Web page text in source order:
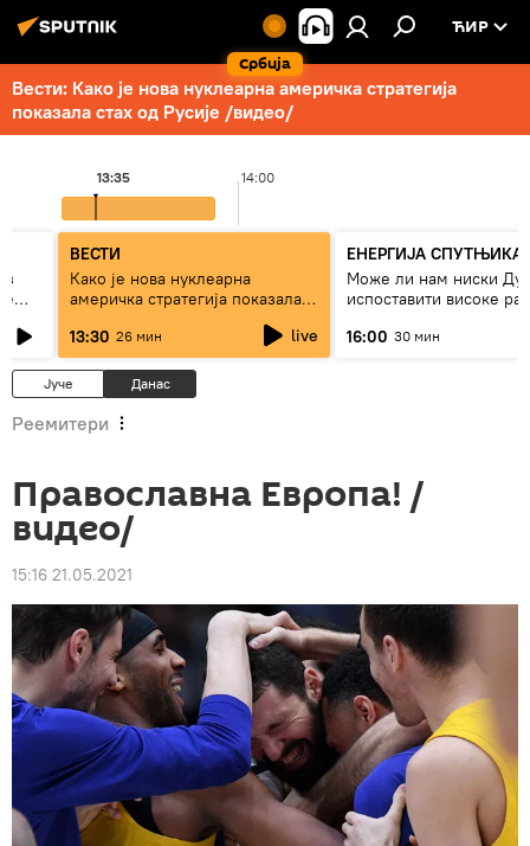
Србија
ЋИР
Вести: Како је нова нуклеарна америчка стратегија
показала стах од Русије /видео/
14:00
13:35
ВЕСТИ
Како је нова нуклеарна
америчка стратегија показала
13:30 26 мин live
ЕНЕРГИЈА СПУТЊИКА
Може ли нам ниски
испоставити високе
16:00 30 мин
Јуче Данас
Реемитери
Православна Европа! /
видео/
15:16 21.05.2021